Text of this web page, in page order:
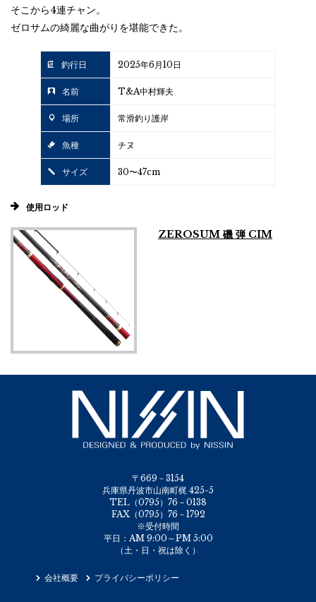
そこから4連チャン。
ゼロサムの綺麗な曲がりを堪能できた。
釣行日 2025年6月10日
名前 T&A中村輝夫
場所 常滑釣り護岸
魚種 チヌ
サイズ 30〜47cm
使用ロッド
ZEROSUM 磯 弾 CIM
〒669－3154
兵庫県丹波市山南町梶 425-5
TEL（0795）76－0138
FAX（0795）76－1792
※受付時間
平日：AM 9:00～PM 5:00
（土・日・祝は除く）
会社概要 プライバシーポリシー